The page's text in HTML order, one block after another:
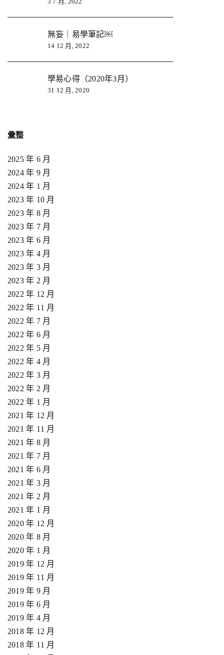
無妄｜易學筆記￼
14 12 月, 2022
學易心得（2020年3月）
31 12 月, 2020
彙整
2025 年 6 月
2024 年 9 月
2024 年 1 月
2023 年 10 月
2023 年 8 月
2023 年 7 月
2023 年 6 月
2023 年 4 月
2023 年 3 月
2023 年 2 月
2022 年 12 月
2022 年 11 月
2022 年 7 月
2022 年 6 月
2022 年 5 月
2022 年 4 月
2022 年 3 月
2022 年 2 月
2022 年 1 月
2021 年 12 月
2021 年 11 月
2021 年 8 月
2021 年 7 月
2021 年 6 月
2021 年 3 月
2021 年 2 月
2021 年 1 月
2020 年 12 月
2020 年 8 月
2020 年 1 月
2019 年 12 月
2019 年 11 月
2019 年 9 月
2019 年 6 月
2019 年 4 月
2018 年 12 月
2018 年 11 月